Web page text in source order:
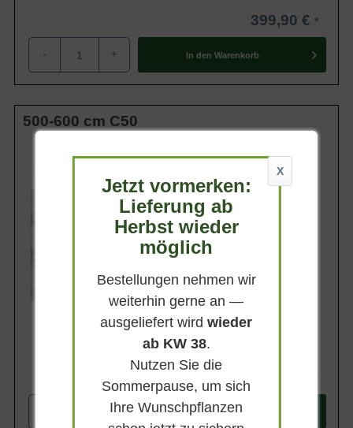
Herstellung von Seilen und Sandalen genutzt.399,90 €
- + In den Warenkorb
500-600 cm C50
6 - 10 m
Belaubung
Sommergrün
Blatt- / Nadelfarbe
Hellgrün
Standort
Lieferbar
+ In den Warenkorb
X
Jetzt vormerken:
Lieferung ab
Herbst wieder
möglich
Bestellungen nehmen wir
weiterhin gerne an —
ausgeliefert wirdwieder
ab KW 38.
Nutzen Sie die
Sommerpause, um sich
Ihre Wunschpflanzen